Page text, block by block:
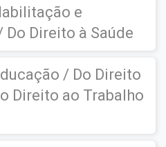
e
Direito à Saúde
/ Do Direito
Direito ao Trabalho